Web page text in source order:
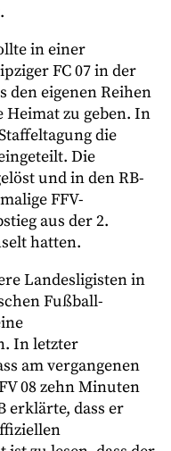
in einer
FC 07 in der
den eigenen Reihen
zu geben. In
die
Die
und in den RB-
FFV-
aus der 2.
hatten.
Landesligisten in
Fußball-
In letzter
am vergangenen
08 zehn Minuten
erklärte, dass er